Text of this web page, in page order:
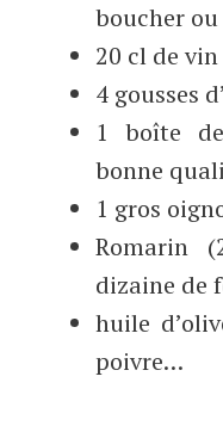
boucher ou
20 cl de
4 gousses
1 boîte
bonne
1 gros
Romarin
dizaine de
huile
poivre…